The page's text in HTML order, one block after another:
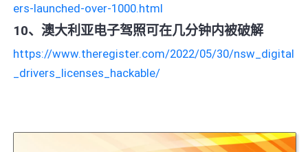
ers-launched-over-1000.html
10、澳大利亚电子驾照可在几分钟内被破解
https://www.theregister.com/2022/05/30/nsw_digital
_drivers_licenses_hackable/